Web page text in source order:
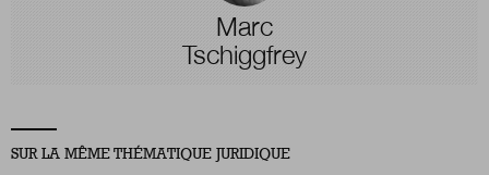
Marc
Tschiggfrey
SUR LA MÊME THÉMATIQUE JURIDIQUE